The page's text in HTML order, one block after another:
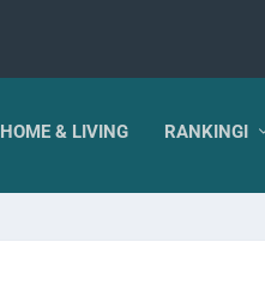
HOME & LIVING RANKINGI